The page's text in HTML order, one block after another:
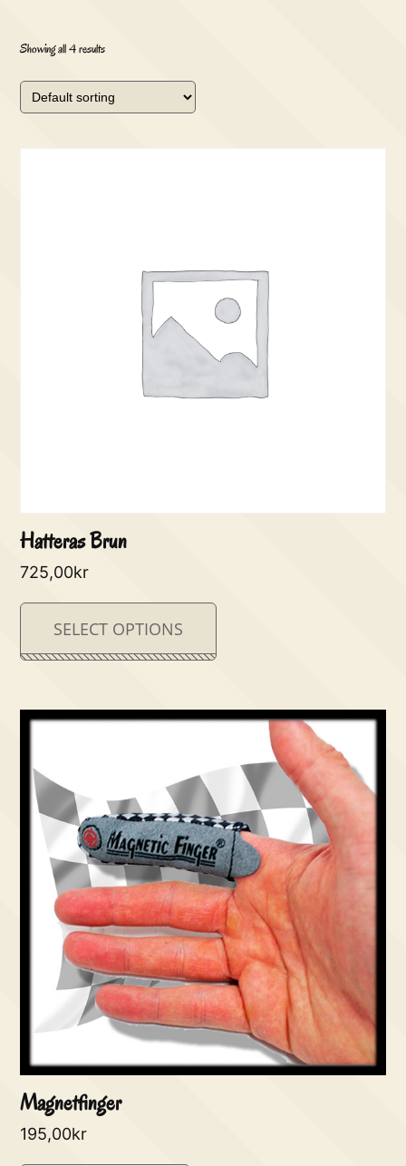
Showing all 4 results
Hatteras Brun
725,00kr
SELECT OPTIONS
Magnetfinger
195,00kr